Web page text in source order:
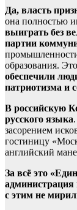
Да, власть
она полностью
выиграть без
партии
промышленности
образования.
обеспечили
патриотизма и
В российскую
русского языка
засорением
гостиницу
английский
За всё это
администрация
с этим не